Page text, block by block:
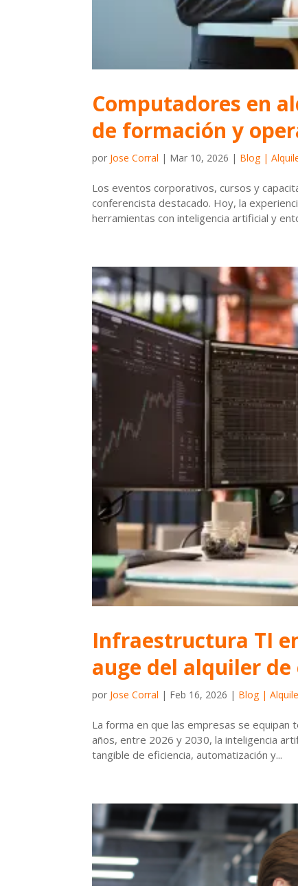
Computadores en
de formación y
por Jose Corral | Mar 10, 2026 | Blog |
Los eventos corporativos, cursos y
conferencista destacado. Hoy, la
herramientas con inteligencia artificial y
Infraestructura TI
auge del alquiler
por Jose Corral | Feb 16, 2026 | Blog |
La forma en que las empresas se equipan
años, entre 2026 y 2030, la inteligencia
tangible de eficiencia, automatización y...